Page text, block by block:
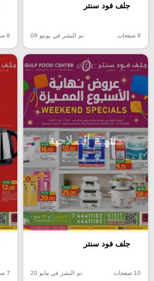
جلف فود سنتر
9 صفحات تم النشر في يونيو 09 8 صفحات
منتهية الصلاحية
جلف فود سنتر
10 صفحات تم النشر في مايو 20 7 صفحات